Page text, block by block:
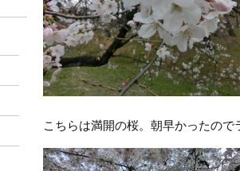
こちらは満開の桜。朝早かったの